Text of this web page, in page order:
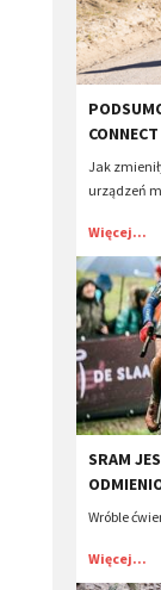
CONNECT
Jak
urządzeń
Więcej...
SRAM
Wróble
Więcej...